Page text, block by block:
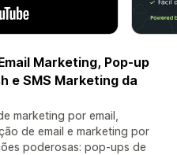
Marketing, Pop-up
e SMS Marketing da
marketing por email,
de email e marketing por
poderosas: pop-ups de